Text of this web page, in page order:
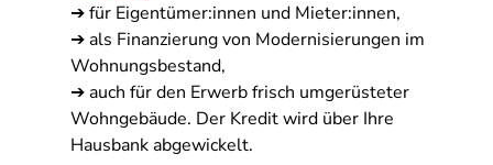
➔ für Eigentümer:innen und Mieter:innen,
➔ als Finanzierung von Modernisierungen im
Wohnungsbestand,
➔ auch für den Erwerb frisch umgerüsteter
Wohngebäude. Der Kredit wird über Ihre
Hausbank abgewickelt.